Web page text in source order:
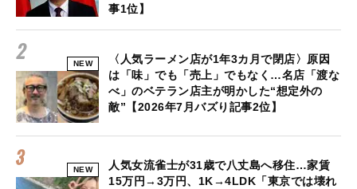
事1位】
NEW
〈人気ラーメン店が1年3カ月で閉店〉原因
は「味」でも「売上」でもなく…名店「渡な
べ」のベテラン店主が明かした“想定外の
敵”【2026年7月バズり記事2位】
NEW
人気女流雀士が31歳で八丈島へ移住…家賃
15万円→3万円、1K→4LDK「東京では壊れ